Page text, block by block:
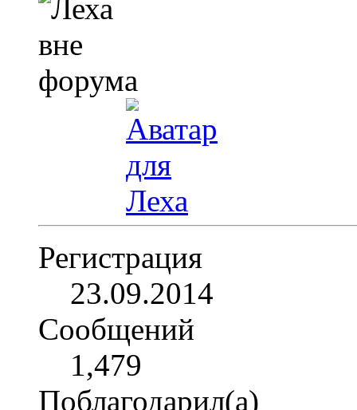
Регистрация
23.09.2014
Сообщений
1,479
Поблагодарил(а)